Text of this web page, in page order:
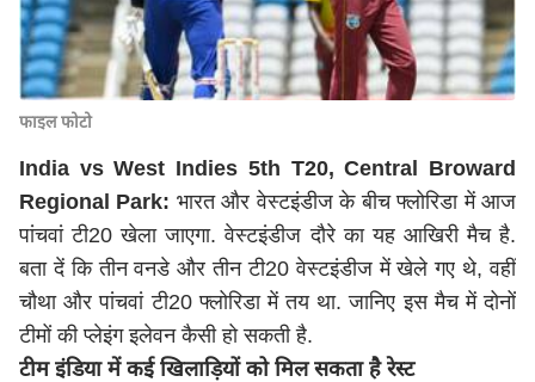
फाइल फोटो
India vs West Indies 5th T20, Central Broward
Regional Park: भारत और वेस्टइंडीज के बीच फ्लोरिडा में आज
पांचवां टी20 खेला जाएगा. वेस्टइंडीज दौरे का यह आखिरी मैच है.
बता दें कि तीन वनडे और तीन टी20 वेस्टइंडीज में खेले गए थे, वहीं
चौथा और पांचवां टी20 फ्लोरिडा में तय था. जानिए इस मैच में दोनों
टीमों की प्लेइंग इलेवन कैसी हो सकती है.
टीम इंडिया में कई खिलाड़ियों को मिल सकता है रेस्ट